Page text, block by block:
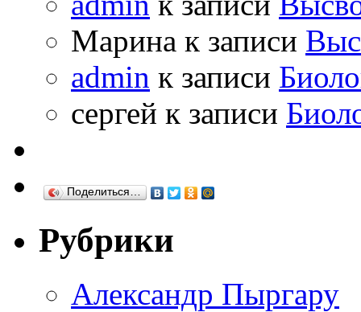
Марина к записи
admin к записи
сергей к записи
Поделиться…
Рубрики
Александр Пыргару